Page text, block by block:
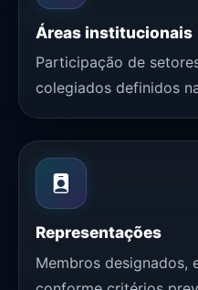
Áreas institucionais
Participação de
colegiados definidos
Representações
Membros designados,